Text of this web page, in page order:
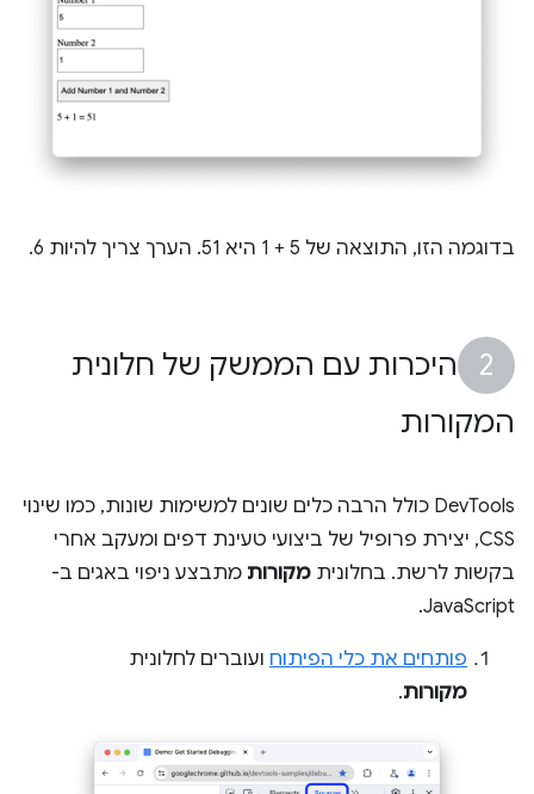
בדוגמה הזו, התוצאה של 5 + 1 היא 51. הערך צריך להיות 6.
היכרות עם הממשק של חלונית
המקורות
DevTools כולל הרבה כלים שונים למשימות שונות, כמו שינוי
CSS, יצירת פרופיל של ביצועי טעינת דפים ומעקב אחרי
בקשות לרשת. בחלונית מקורות מתבצע ניפוי באגים ב-
JavaScript.
פותחים את כלי הפיתוח ועוברים לחלונית
מקורות.